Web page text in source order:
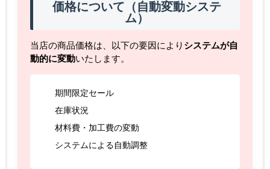
価格について（自動変動システ
ム）
当店の商品価格は、以下の要因により システムが自
動的に変動いたします。
期間限定セール
在庫状況
材料費・加工費の変動
システムによる自動調整